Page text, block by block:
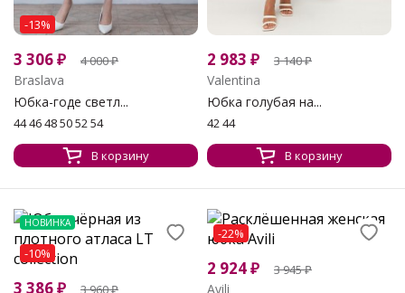
-13%
3 306₽ 4 000₽
Braslava
Юбка-годе светл...
44 46 48 50 52 54
В корзину
2 983 ₽ 3 140₽
Valentina
Юбка голубая на...
42 44
В корзину
НОВИНКА
-10%
3 386₽ 3 960₽
-22%
2 924₽ 3 945₽
Avili